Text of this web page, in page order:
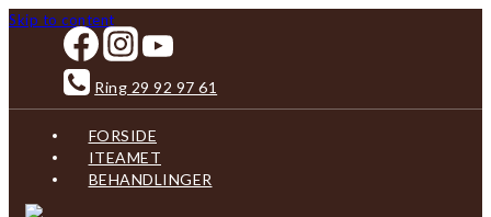
Skip to content
Ring 29 92 97 61
FORSIDE
ITEAMET
BEHANDLINGER